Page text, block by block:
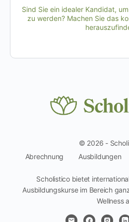
Sind Sie ein idealer Kandidat,
zu werden? Machen Sie das
© 2026 -
Abrechnung
Ausbildungen
Scholistico bietet
Ausbildungskurse im Bereich
Wellness